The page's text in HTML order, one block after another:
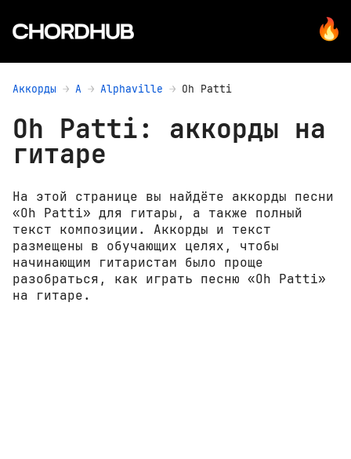
Аккорды A Alphaville Oh Patti
Oh Patti: аккорды на
гитаре
На этой странице вы найдёте аккорды песни
«Oh Patti» для гитары, а также полный
текст композиции. Аккорды и текст
размещены в обучающих целях, чтобы
начинающим гитаристам было проще
разобраться, как играть песню «Oh Patti»
на гитаре.